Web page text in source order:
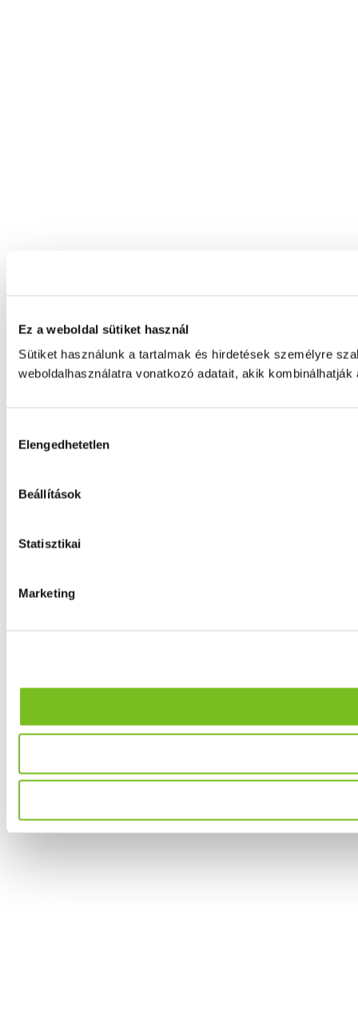
Ez a weboldal sütiket használ
Sütiket használunk a tartalmak és hirdetések személyre
weboldalhasználatra vonatkozó adatait, akik
kiválasztása
Elengedhetetlen
Beállítások
Statisztikai
Marketing